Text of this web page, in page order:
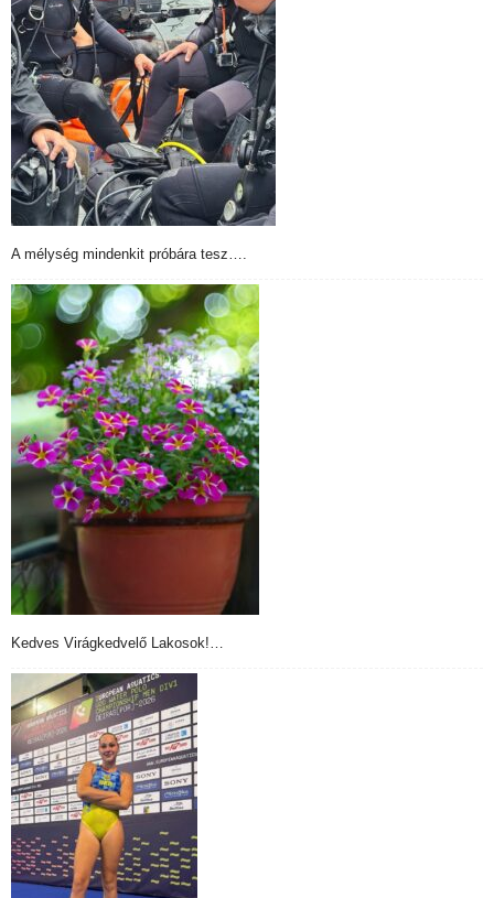
A mélység mindenkit próbára tesz….
Kedves Virágkedvelő Lakosok!…